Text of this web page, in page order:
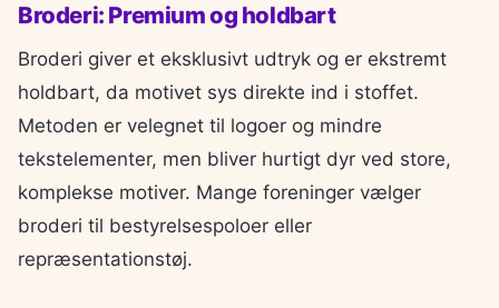
Broderi: Premium og holdbart
Broderi giver et eksklusivt udtryk og er ekstremt
holdbart, da motivet sys direkte ind i stoffet.
Metoden er velegnet til logoer og mindre
tekstelementer, men bliver hurtigt dyr ved store,
komplekse motiver. Mange foreninger vælger
broderi til bestyrelsespoloer eller
repræsentationstøj.